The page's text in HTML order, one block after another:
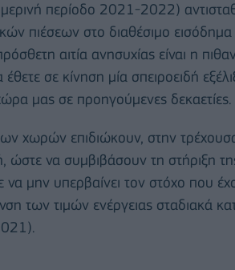
περίοδο 2021-2022)
πιέσεων στο διαθέσιμο
αιτία ανησυχίας είναι η
σε κίνηση μία σπειροειδή
μας σε προηγούμενες δεκαετίες.
χωρών επιδιώκουν, στην
ώστε να συμβιβάσουν τη στήριξη
μην υπερβαίνει τον στόχο που
των τιμών ενέργειας σταδιακά